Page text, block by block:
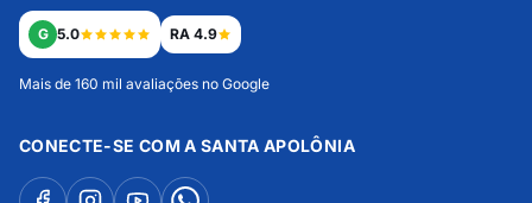
G 5.0 RA 4.9
Mais de 160 mil avaliações no Google
CONECTE-SE COM A SANTA APOLÔNIA